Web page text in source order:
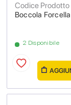
Boccola
Codice
2 Disponibile